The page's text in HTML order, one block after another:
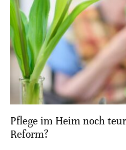
Pflege im Heim noch
Reform?